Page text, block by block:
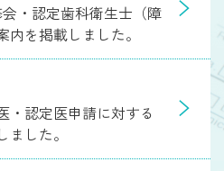
・認定歯科衛生士（障
を掲載しました。
・認定医申請に対する
した。